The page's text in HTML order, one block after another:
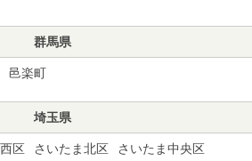
群馬県
邑楽町
埼玉県
区 さいたま北区
さいたま中央区